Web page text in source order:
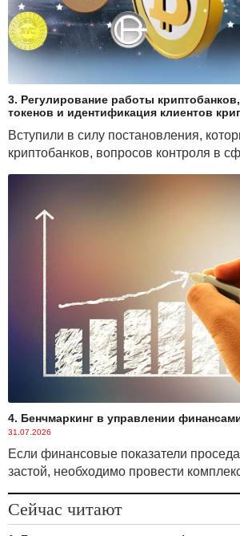
3. Регулирование работы
токенов и идентификация клиентов
Вступили в силу постановления,
криптобанков, вопросов контроля в
4. Бенчмаркинг в управлении
31.07.2026
Если финансовые показатели
застой, необходимо провести
Сейчас читают